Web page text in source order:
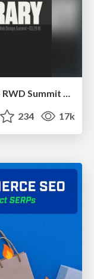
Fight the Zombie Pattern Library - RWD Summit 2016
234 17k